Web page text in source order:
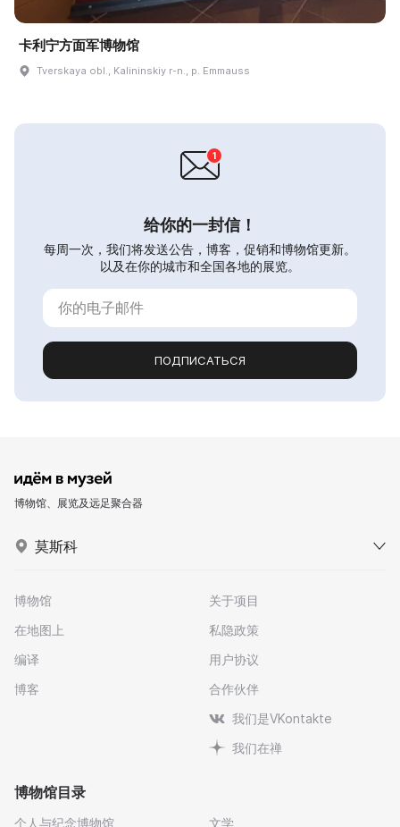
卡利宁方面军博物馆
Tverskaya obl., Kalininskiy r-n., p. Emmauss
给你的一封信！
每周一次，我们将发送公告，博客，促销和博物馆更新。
以及在你的城市和全国各地的展览。
ПОДПИСАТЬСЯ
博物馆、展览及远足聚合器
莫斯科
博物馆
在地图上
编译
博客
关于项目
私隐政策
用户协议
合作伙伴
我们是VKontakte
我们在禅
博物馆目录
个人与纪念博物馆 文学